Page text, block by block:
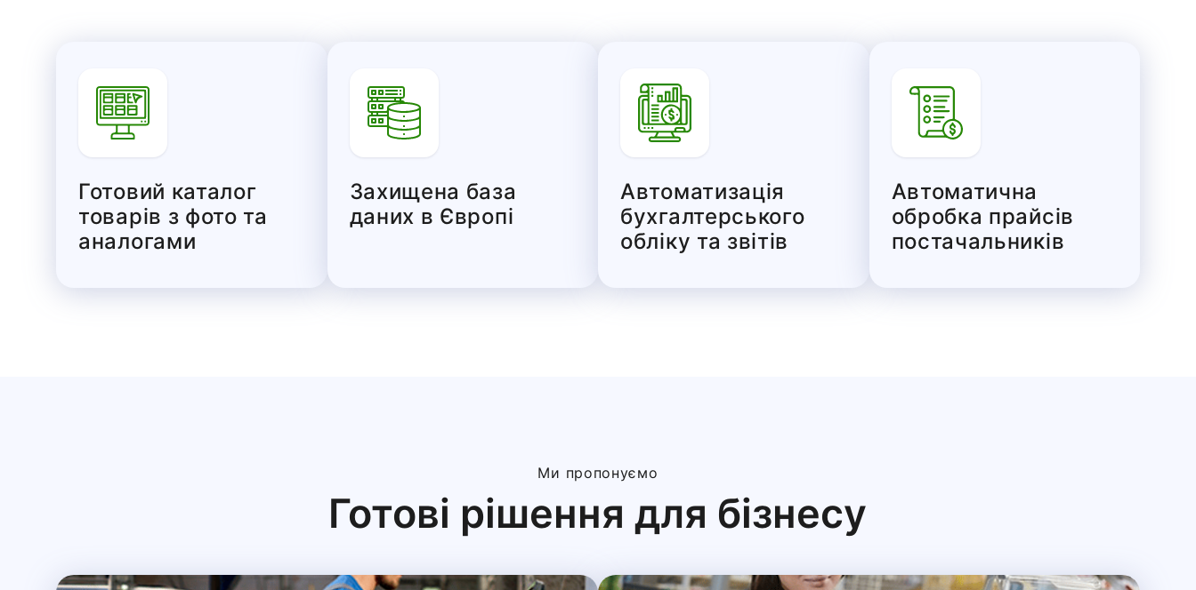
Готовий каталог
товарів з фото та
аналогами
Захищена база
даних в Європі
Автоматизація
бухгалтерського
обліку та звітів
Автоматична
обробка прайсів
постачальників
Ми пропонуємо
Готові рішення для бізнесу